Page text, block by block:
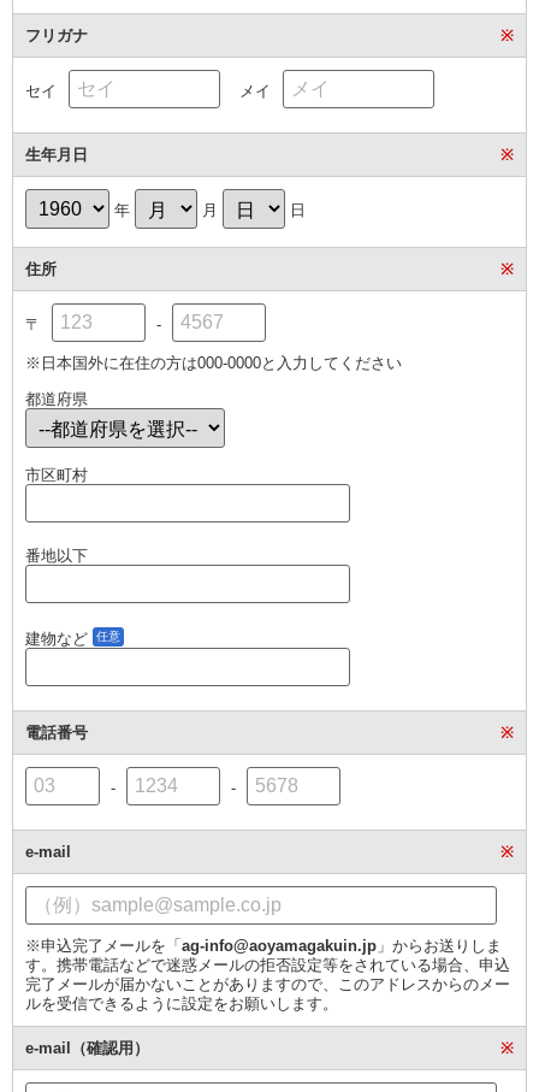
フリガナ ※
セイ メイ
生年月日 ※
年 月 日
住所 ※
〒 -
※日本国外に在住の方は000-0000と入力してください
都道府県
市区町村
番地以下
建物など 任意
電話番号 ※
- -
e-mail ※
※申込完了メールを「 ag-info@aoyamagakuin.jp 」からお送りしま
す。携帯電話などで迷惑メールの拒否設定等をされている場合、申込
完了メールが届かないことがありますので、このアドレスからのメー
ルを受信できるように設定をお願いします。
e-mail（確認用） ※